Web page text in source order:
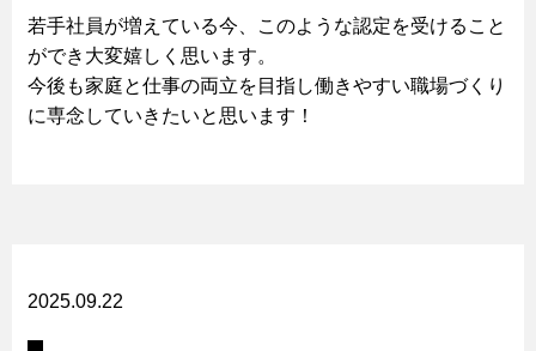
若手社員が増えている今、このような認定を受けること
ができ大変嬉しく思います。
今後も家庭と仕事の両立を目指し働きやすい職場づくり
に専念していきたいと思います！
2025.09.22